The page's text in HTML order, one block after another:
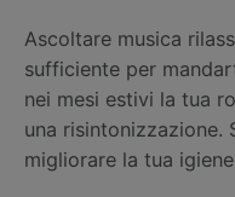
Ascoltare musica
sufficiente per
nei mesi estivi la tua
una risintonizzazione.
migliorare la tua